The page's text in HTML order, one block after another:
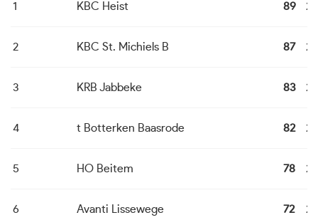
1 KBC Heist 89 24
2 KBC St. Michiels B 87 24
3 KRB Jabbeke 83 24
4 t Botterken Baasrode 82 24
5 HO Beitem 78 24
6 Avanti Lissewege 72 24